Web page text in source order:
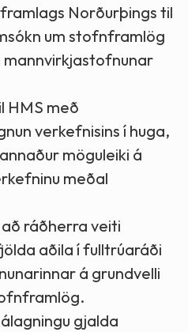
Norðurþings til
um stofnframlög
HMS með
verkefnisins í huga,
möguleiki á
meðal
ráðherra veiti
aðila í fulltrúaráði
á grundvelli
gjalda